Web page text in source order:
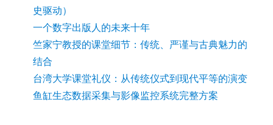
史驱动）
一个数字出版人的未来十年
竺家宁教授的课堂细节：传统、严谨与古典魅力的
结合
台湾大学课堂礼仪：从传统仪式到现代平等的演变
鱼缸生态数据采集与影像监控系统完整方案